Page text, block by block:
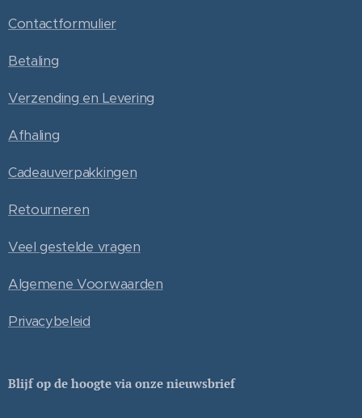
Contactformulier
Betaling
Verzending en Levering
Afhaling
Cadeauverpakkingen
Retourneren
Veel gestelde vragen
Algemene Voorwaarden
Privacybeleid
Blijf op de hoogte via onze nieuwsbrief